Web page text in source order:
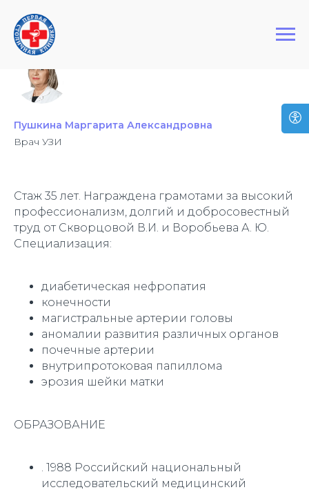
Первая Столичная Клиника
Пушкина Маргарита Александровна
Врач УЗИ
Стаж 35 лет. Награждена грамотами за высокий
профессионализм, долгий и добросовестный
труд от Скворцовой В.И. и Воробьева А. Ю.
Специализация:
диабетическая нефропатия
конечности
магистральные артерии головы
аномалии развития различных органов
почечные артерии
внутрипротоковая папиллома
эрозия шейки матки
ОБРАЗОВАНИЕ
. 1988 Российский национальный
исследовательский медицинский